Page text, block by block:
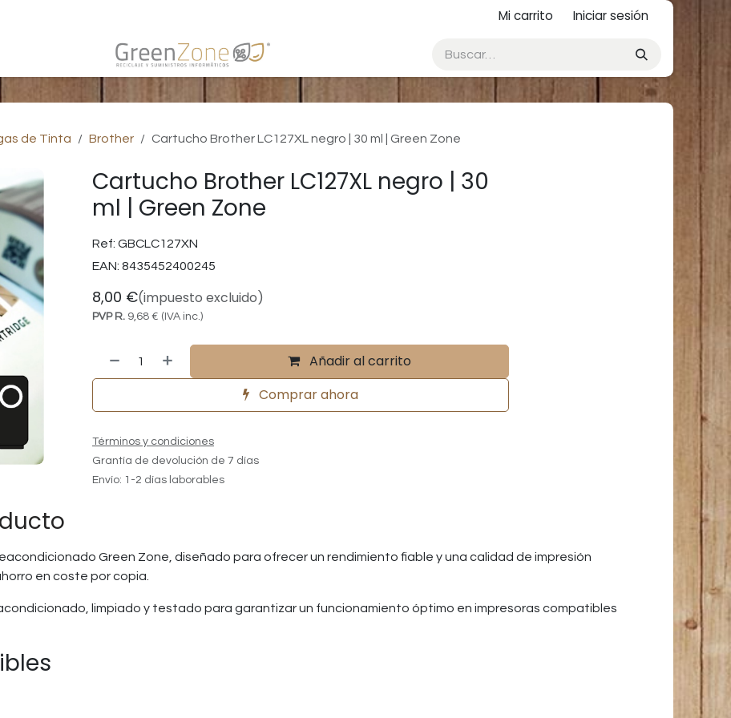
Mi carrito Iniciar sesión
de Tinta Brother Cartucho Brother LC127XL negro | 30 ml | Green Zone
Cartucho Brother LC127XL negro | 30
ml | Green Zone
Ref: GBCLC127XN
EAN: 8435452400245
8,00 €(impuesto excluido)
PVP R. 9,68€ (IVA inc.)
Añadir al carrito
Comprar ahora
Términos y condiciones
Grantía de devolución de 7 días
Envío: 1-2 días laborables
Green Zone, diseñado para ofrecer un rendimiento fiable y una calidad de impresión
en coste por copia.
limpiado y testado para garantizar un funcionamiento óptimo en impresoras compatibles